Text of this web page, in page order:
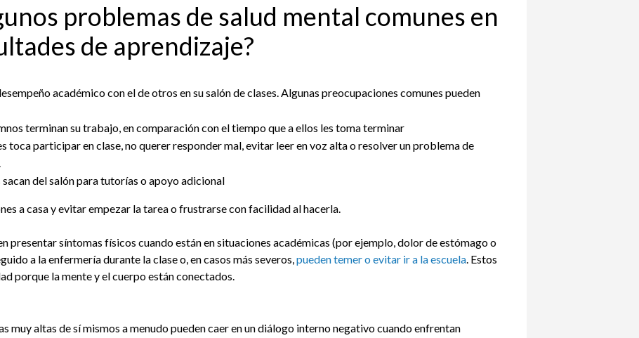
problemas de salud mental comunes en
de aprendizaje?
académico con el de otros en su salón de clases. Algunas preocupaciones comunes pueden
terminan su trabajo, en comparación con el tiempo que a ellos les toma terminar
toca participar en clase, no querer responder mal, evitar leer en voz alta o resolver un problema de
del salón para tutorías o apoyo adicional
a casa y evitar empezar la tarea o frustrarse con facilidad al hacerla.
presentar síntomas físicos cuando están en situaciones académicas (por ejemplo, dolor de estómago o
a la enfermería durante la clase o, en casos más severos,pueden temer o evitar ir a la escuela. Estos
porque la mente y el cuerpo están conectados.
muy altas de sí mismos a menudo pueden caer en un diálogo interno negativo cuando enfrentan